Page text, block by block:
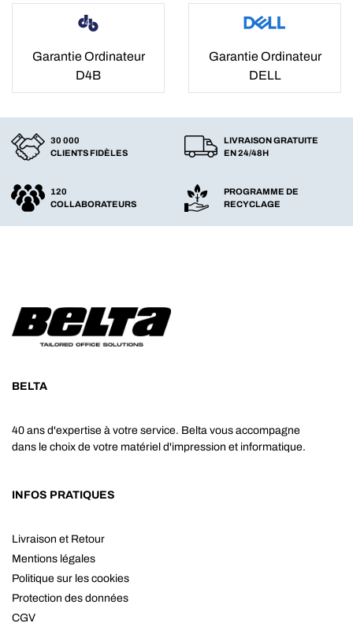
Garantie Ordinateur
D4B
Garantie Ordinateur
DELL
30 000
CLIENTS FIDÈLES
LIVRAISON GRATUITE
EN 24/48H
120
COLLABORATEURS
PROGRAMME DE
RECYCLAGE
BELTA
40 ans d'expertise à votre service. Belta vous accompagne
dans le choix de votre matériel d'impression et informatique.
INFOS PRATIQUES
Livraison et Retour
Mentions légales
Politique sur les cookies
Protection des données
CGV